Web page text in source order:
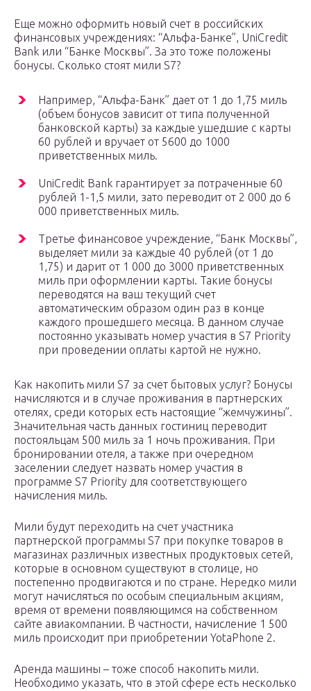
Еще можно оформить новый счет в российских
финансовых учреждениях: “Альфа-Банке”, UniCredit
Bank или “Банке Москвы”. За это тоже положены
бонусы. Сколько стоят мили S7?
Например, “Альфа-Банк” дает от 1 до 1,75 миль
(объем бонусов зависит от типа полученной
банковской карты) за каждые ушедшие с карты
60 рублей и вручает от 5600 до 1000
приветственных миль.
UniCredit Bank гарантирует за потраченные 60
рублей 1-1,5 мили, зато переводит от 2 000 до 6
000 приветственных миль.
Третье финансовое учреждение, “Банк Москвы”,
выделяет мили за каждые 40 рублей (от 1 до
1,75) и дарит от 1 000 до 3000 приветственных
миль при оформлении карты. Такие бонусы
переводятся на ваш текущий счет
автоматическим образом один раз в конце
каждого прошедшего месяца. В данном случае
постоянно указывать номер участия в S7 Priority
при проведении оплаты картой не нужно.
Как накопить мили S7 за счет бытовых услуг? Бонусы
начисляются и в случае проживания в партнерских
отелях, среди которых есть настоящие “жемчужины”.
Значительная часть данных гостиниц переводит
постояльцам 500 миль за 1 ночь проживания. При
бронировании отеля, а также при очередном
заселении следует назвать номер участия в
программе S7 Priority для соответствующего
начисления миль.
Мили будут переходить на счет участника
партнерской программы S7 при покупке товаров в
магазинах различных известных продуктовых сетей,
которые в основном существуют в столице, но
постепенно продвигаются и по стране. Нередко мили
могут начисляться по особым специальным акциям,
время от времени появляющимся на собственном
сайте авиакомпании. В частности, начисление 1 500
миль происходит при приобретении YotaPhone 2.
Аренда машины – тоже способ накопить мили.
Необходимо указать, что в этой сфере есть несколько